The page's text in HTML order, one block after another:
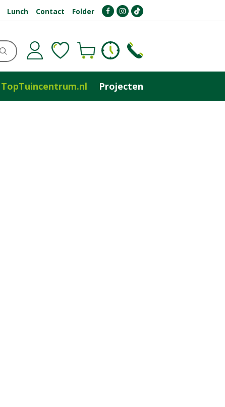
Lunch Contact Folder
TopTuincentrum.nl Projecten